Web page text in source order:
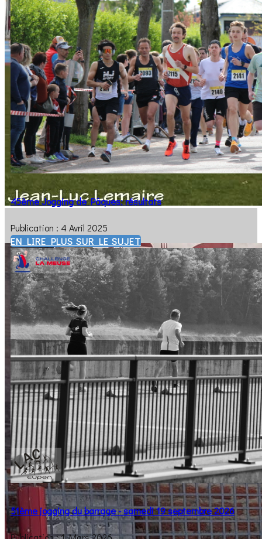
45ème Jogging de Pâques: résultats
Publication : 4 Avril 2025
EN LIRE PLUS SUR LE SUJET
51ème jogging du barrage - samedi 19 septembre 2026